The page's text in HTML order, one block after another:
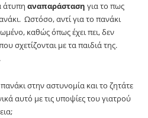
άτυπη αναπαράσταση για το πως
Ωστόσο, αντί για το πανάκι
καθώς όπως έχει πει, δεν
σχετίζονται με τα παιδιά της.
στην αστυνομία και το ζητάτε
αυτό με τις υποψίες του γιατρού